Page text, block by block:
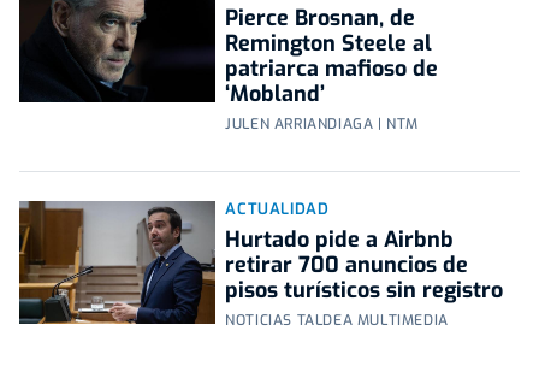
Pierce Brosnan, de
Remington Steele al
patriarca mafioso de
‘Mobland’
JULEN ARRIANDIAGA | NTM
ACTUALIDAD
Hurtado pide a Airbnb
retirar 700 anuncios de
pisos turísticos sin registro
NOTICIAS TALDEA MULTIMEDIA